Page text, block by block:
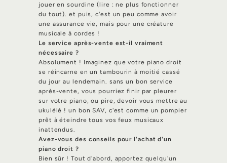
jouer en sourdine (lire : ne plus fonctionner
du tout). et puis, c'est un peu comme avoir
une assurance vie, mais pour une créature
musicale à cordes !
Le service après-vente est-il vraiment
nécessaire ?
Absolument ! Imaginez que votre piano droit
se réincarne en un tambourin à moitié cassé
du jour au lendemain. sans un bon service
après-vente, vous pourriez finir par pleurer
sur votre piano, ou pire, devoir vous mettre au
ukulélé ! un bon SAV, c'est comme un pompier
prêt à éteindre tous vos feux musicaux
inattendus.
Avez-vous des conseils pour l'achat d'un
piano droit ?
Bien sûr ! Tout d'abord, apportez quelqu'un